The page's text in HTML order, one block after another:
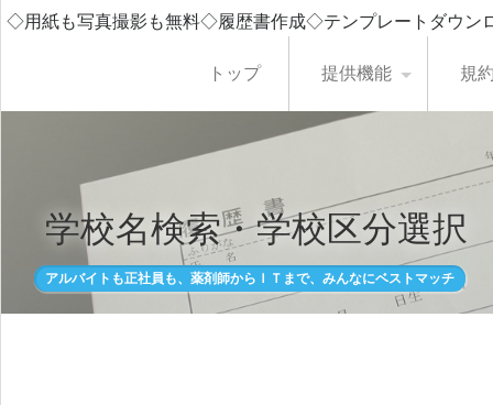
◇用紙も写真撮影も無料◇履歴書作成◇テンプレートダウ
トップ 提供機能 規
学校名検索・学校区分選択
アルバイトも正社員も、薬剤師からＩＴまで、みんなにベストマッチ